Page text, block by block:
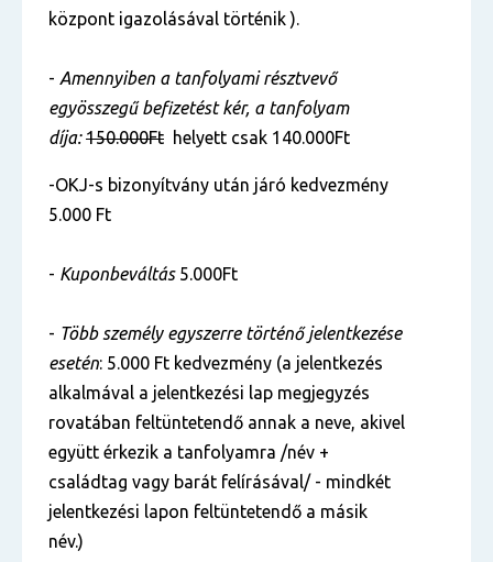
központ igazolásával történik ).
- Amennyiben a tanfolyami résztvevő
egyösszegű befizetést kér, a tanfolyam
díja: 150.000Ft helyett csak 140.000Ft
-OKJ-s bizonyítvány után járó kedvezmény
5.000 Ft
- Kuponbeváltás5.000Ft
- Több személy egyszerre történő jelentkezése
esetén: 5.000 Ft kedvezmény (a jelentkezés
alkalmával a jelentkezési lap megjegyzés
rovatában feltüntetendő annak a neve, akivel
együtt érkezik a tanfolyamra /név +
családtag vagy barát felírásával/ - mindkét
jelentkezési lapon feltüntetendő a másik
név.)